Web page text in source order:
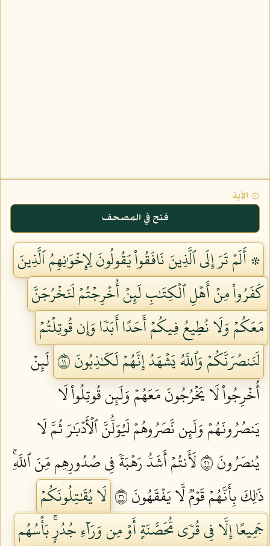
۞ الآية
فتح في المصحف
۞ أَلَمۡ تَرَ إِلَى ٱلَّذِينَ نَافَقُواْ يَقُولُونَ لِإِخۡوَٰنِهِمُ ٱلَّذِينَ
كَفَرُواْ مِنۡ أَهۡلِ ٱلۡكِتَٰبِ لَئِنۡ أُخۡرِجۡتُمۡ لَنَخۡرُجَنَّ
مَعَكُمۡ وَلَا نُطِيعُ فِيكُمۡ أَحَدًا أَبَدٗا وَإِن قُوتِلۡتُمۡ
لَنَنصُرَنَّكُمۡ وَٱللَّهُ يَشۡهَدُ إِنَّهُمۡ لَكَٰذِبُونَ ١١
لَئِنۡ
أُخۡرِجُواْ لَا يَخۡرُجُونَ مَعَهُمۡ وَلَئِن قُوتِلُواْ لَا
يَنصُرُونَهُمۡ وَلَئِن نَّصَرُوهُمۡ لَيُوَلُّنَّ ٱلۡأَدۡبَٰرَ ثُمَّ لَا
يُنصَرُونَ ١٢
لَأَنتُمۡ أَشَدُّ رَهۡبَةٗ فِي صُدُورِهِم مِّنَ ٱللَّهِۚ
ذَٰلِكَ بِأَنَّهُمۡ قَوۡمٞ لَّا يَفۡقَهُونَ ١٣
لَا يُقَٰتِلُونَكُمۡ
جَمِيعًا إِلَّا فِي قُرٗى مُّحَصَّنَةٍ أَوۡ مِن وَرَآءِ جُدُرِۭۚ بَأۡسُهُم